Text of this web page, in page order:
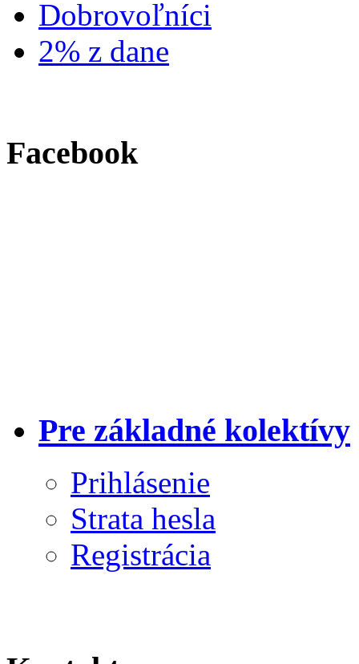
Dobrovoľníci
2% z dane
Facebook
Pre základné kolektívy
Prihlásenie
Strata hesla
Registrácia